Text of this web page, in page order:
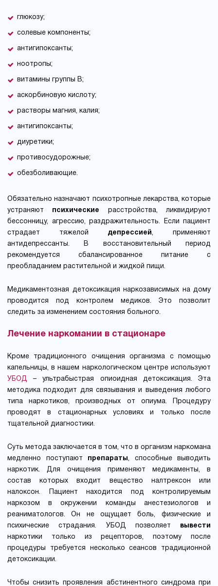
глюкозу;
солевые компоненты;
антигипоксанты;
ноотропы;
витамины группы В;
аскорбиновую кислоту;
растворы магния, калия;
антигипоксанты;
диуретики;
противосудорожные;
обезболивающие.
Обязательно назначают психотропные лекарства, которые
устраняют
психические
расстройства, ликвидируют
бессонницу, агрессию, раздражительность. Если пациент
страдает тяжелой депрессией, применяют
антидепрессанты. В восстановительный период
рекомендуется сбалансированное питание с
преобладанием растительной и жидкой пищи.
Медикаментозная детоксикация наркозависимых на дому
проводится под контролем медиков. Это позволит
следить за изменением состояния больного.
Лечение наркомании в стационаре
Кроме традиционного очищения организма с помощью
капельницы, в нашем наркологическом центре используют
УБОД – ультрабыстрая опиоидная детоксикация. Эта
методика подходит для связывания и выведения любого
типа наркотиков, производных от опиума. Процедуру
проводят в стационарных условиях и только после
тщательной диагностики.
Суть метода заключается в том, что в организм наркомана
медленно поступают
препараты , способные выводить
наркотик. Для очищения применяют медикаменты, в
состав которых входит вещество налтрексон или
налоксон. Пациент находится под контролируемым
наркозом в окружении команды анестезиологов и
реаниматологов. Он не ощущает боль, физические и
психические страдания. УБОД позволяет
вывести
наркотики только из рецепторов, поэтому после
процедуры требуется несколько сеансов традиционной
детоксикации.
Чтобы снизить проявления абстинентного синдрома при